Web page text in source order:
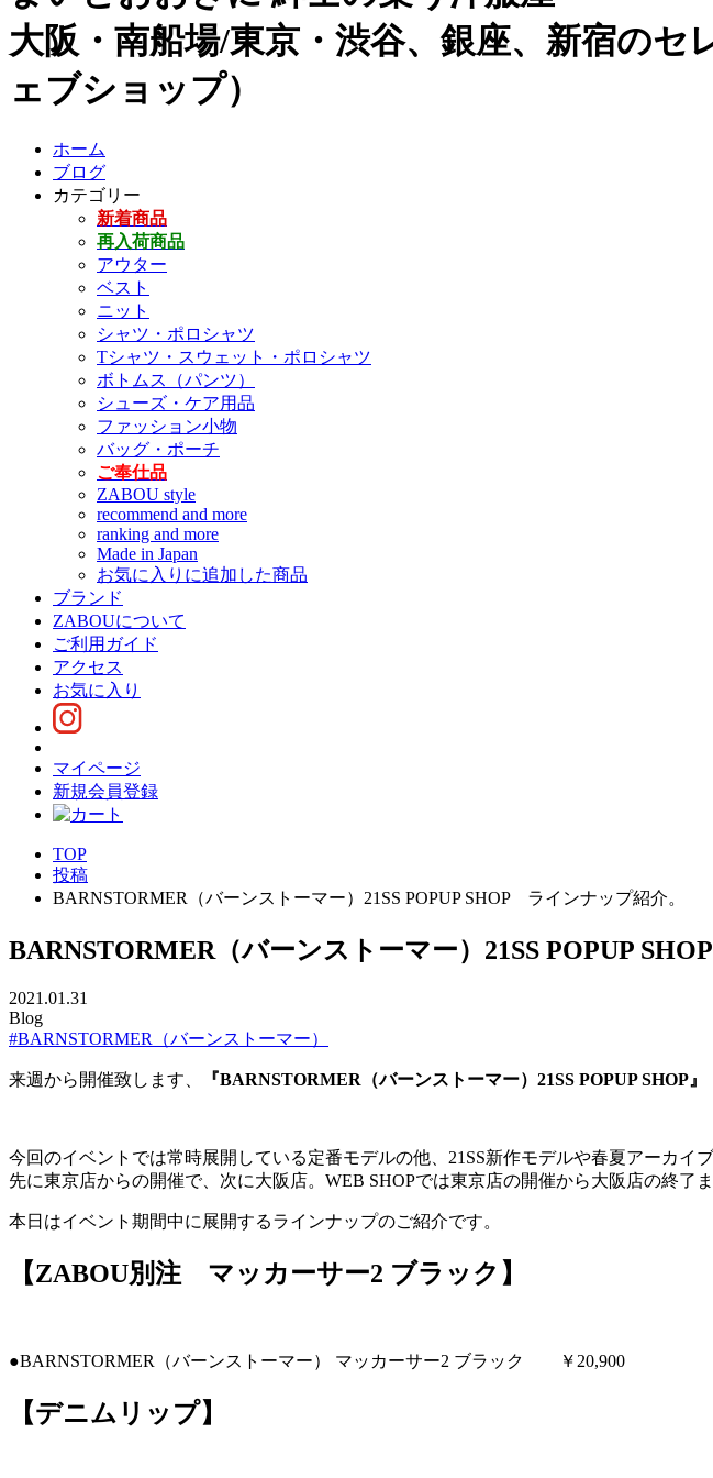
大阪・南船場/東京・渋谷、銀座、新宿の
ェブショップ）
ホーム
ブログ
カテゴリー
新着商品
再入荷商品
アウター
ベスト
ニット
シャツ・ポロシャツ
Tシャツ・スウェット・ポロシャツ
ボトムス（パンツ）
シューズ・ケア用品
ファッション小物
バッグ・ポーチ
ご奉仕品
ZABOU style
recommend and more
ranking and more
Made in Japan
お気に入りに追加した商品
ブランド
ZABOUについて
ご利用ガイド
アクセス
お気に入り
マイページ
新規会員登録
TOP
投稿
BARNSTORMER（バーンストーマー）21SS POPUP SHOP ラインナップ紹介。
BARNSTORMER（バーンストーマー）21SS POPUP
2021.01.31
Blog
#BARNSTORMER（バーンストーマー）
来週から開催致します、 『BARNSTORMER（バーンストーマー）21SS POPUP SHOP』
今回のイベントでは常時展開している定番モデルの他、21SS新作モデルや春夏アーカイ
先に東京店からの開催で、次に大阪店。WEB SHOPでは東京店の開催から大阪店の終了
本日はイベント期間中に展開するラインナップのご紹介です。
【ZABOU別注 マッカーサー2 ブラック】
●BARNSTORMER（バーンストーマー） マッカーサー2 ブラック ￥20,900
【デニムリップ】